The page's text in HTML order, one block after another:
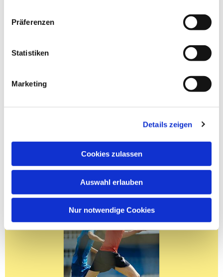
Präferenzen
Statistiken
Marketing
Details zeigen
Cookies zulassen
Auswahl erlauben
Nur notwendige Cookies